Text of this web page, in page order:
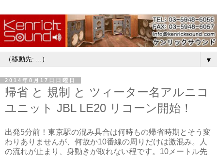
▼
2014年8月17日日曜日
帰省 と 規制 と ツィーター名アルニコ
ユニット JBL LE20 リコーン開始！
出発5分前！東京駅の混み具合は何時もの帰省時期とそう変
わりありませんが、何故か10番線の周りだけは激混み。人
の流れが止まり、身動きが取れない程です。10メートル先